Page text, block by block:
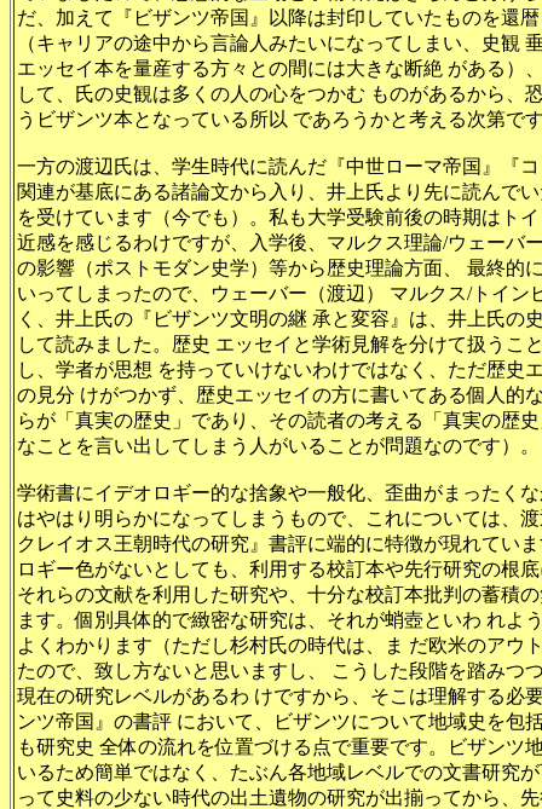
だ、加えて『ビザンツ帝国』以降は封印していたものを還
（キャリアの途中から言論人みたいになってしまい、史観
エッセイ本を量産する方々との間には大きな断絶 がある）
して、氏の史観は多くの人の心をつかむ ものがあるから、
うビザンツ本となっている所以 であろうかと考える次第で
一方の渡辺氏は、学生時代に読んだ『中世ローマ帝国』『
関連が基底にある諸論文から入り、井上氏より先に読んで
を受けています（今でも）。私も大学受験前後の時期はト
近感を感じるわけですが、入学後、マルクス理論/ウェーバ
の影響（ポストモダン史学）等から歴史理論方面、 最終的
いってしまったので、ウェーバー（渡辺） マルクス/トイ
く、井上氏の『ビザンツ文明の継 承と変容』は、井上氏の
して読みました。歴史 エッセイと学術見解を分けて扱うこ
し、学者が思想 を持っていけないわけではなく、ただ歴史
の見分 けがつかず、歴史エッセイの方に書いてある個人的
らが「真実の歴史」であり、その読者の考える「真実の歴
なことを言い出してしまう人がいることが問題なのです）。
学術書にイデオロギー的な捨象や一般化、歪曲がまったく
はやはり明らかになってしまうもので、これについては、
クレイオス王朝時代の研究』書評に端的に特徴が現れてい
ロギー色がないとしても、利用する校訂本や先行研究の根
それらの文献を利用した研究や、十分な校訂本批判の蓄積
ます。個別具体的で緻密な研究は、それが蛸壺といわ れよ
よくわかります（ただし杉村氏の時代は、ま だ欧米のアウ
たので、致し方ないと思いますし、 こうした段階を踏みつ
現在の研究レベルがあるわ けですから、そこは理解する必
ンツ帝国』の書評 において、ビザンツについて地域史を包
も研究史 全体の流れを位置づける点で重要です。ビザンツ
いるため簡単ではなく、たぶん各地域レベルでの文書研究
って史料の少ない時代の出土遺物の研究が出揃ってから、